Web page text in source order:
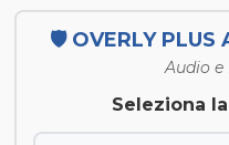
🛡️ OVERLY PLUS
Audio e
Seleziona